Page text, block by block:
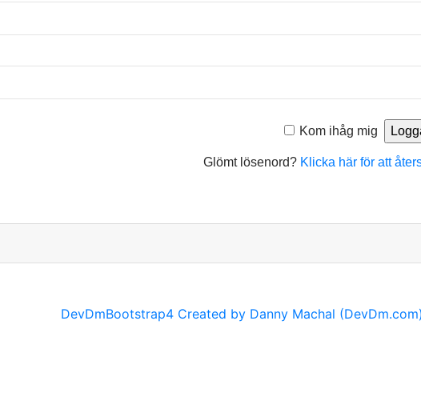
Kom ihåg mig
Glömt lösenord? Klicka här för att
DevDmBootstrap4 Created by Danny Machal (DevDm.com)